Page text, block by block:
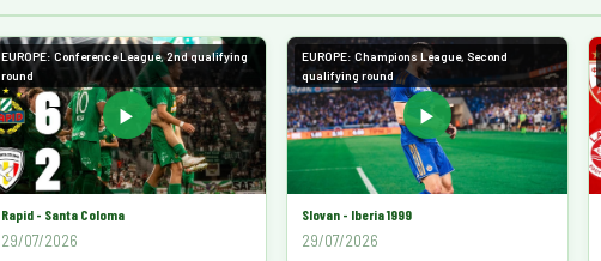
▶
EUROPE: Conference League, 2nd qualifying
round
Rapid - Santa Coloma
29/07/2026
▶
EUROPE: Champions League, Second
qualifying round
Slovan - Iberia 1999
29/07/2026